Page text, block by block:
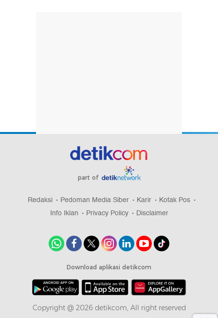
part of
Redaksi Pedoman Media Siber Karir
Kotak Pos
Info Iklan
Privacy Policy Disclaimer
Download aplikasi detikcom
Copyright @ 2026 detikcom, All right reserved